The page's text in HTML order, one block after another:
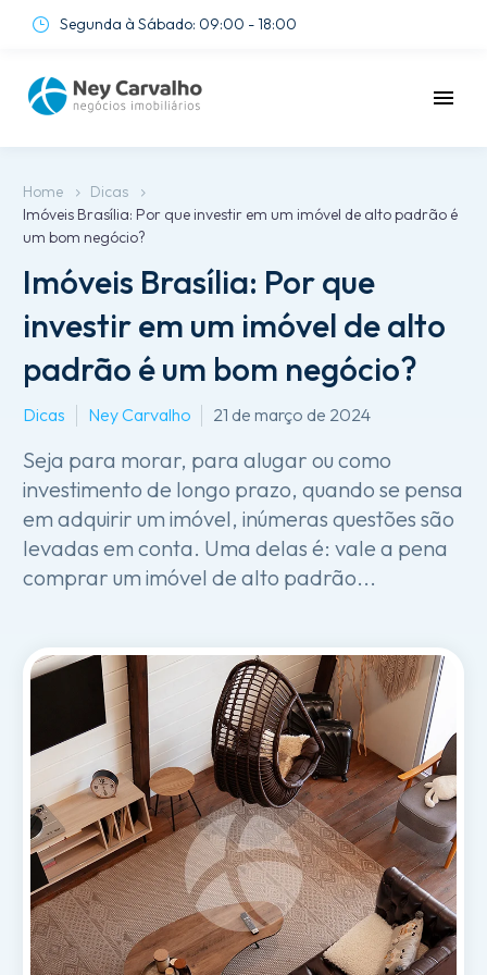
}
} Segunda à Sábado: 09:00 - 18:00
Home
Dicas
Imóveis Brasília: Por que investir em um imóvel de alto padrão é
um bom negócio?
Imóveis Brasília: Por que
investir em um imóvel de alto
padrão é um bom negócio?
Dicas Ney Carvalho 21 de março de 2024
Seja para morar, para alugar ou como
investimento de longo prazo, quando se pensa
em adquirir um imóvel, inúmeras questões são
levadas em conta. Uma delas é: vale a pena
comprar um imóvel de alto padrão...